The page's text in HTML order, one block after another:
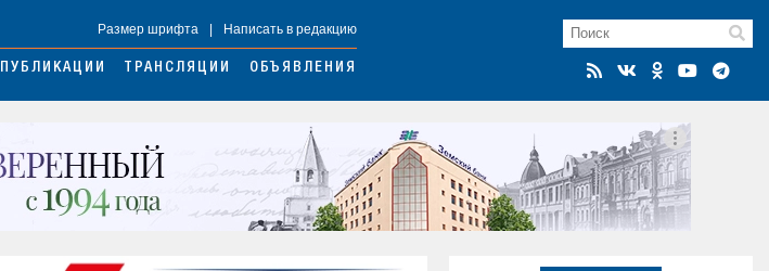
Размер шрифта Написать в редакцию
ПУБЛИКАЦИИ ТРАНСЛЯЦИИ ОБЪЯВЛЕНИЯ